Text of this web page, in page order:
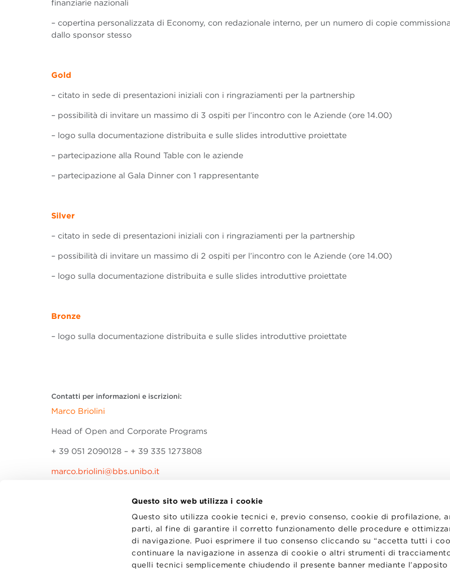
Questo sito web utilizza i cookie
Questo sito utilizza cookie tecnici e, previo consenso, cookie di profilazione,
parti, al fine di garantire il corretto funzionamento delle procedure e
di navigazione. Puoi esprimere il tuo consenso cliccando su “accetta tutti i
continuare la navigazione in assenza di cookie o altri strumenti di
quelli tecnici semplicemente chiudendo il presente banner mediante
finanziarie nazionali
– copertina personalizzata di Economy, con redazionale interno, per un numero di copie
dallo sponsor stesso
Gold
– citato in sede di presentazioni iniziali con i ringraziamenti per la partnership
– possibilità di invitare un massimo di 3 ospiti per l’incontro con le Aziende (ore 14.00)
– logo sulla documentazione distribuita e sulle slides introduttive proiettate
– partecipazione alla Round Table con le aziende
– partecipazione al Gala Dinner con 1 rappresentante
Silver
– citato in sede di presentazioni iniziali con i ringraziamenti per la partnership
– possibilità di invitare un massimo di 2 ospiti per l’incontro con le Aziende (ore 14.00)
– logo sulla documentazione distribuita e sulle slides introduttive proiettate
Bronze
– logo sulla documentazione distribuita e sulle slides introduttive proiettate
Contatti per informazioni e iscrizioni:
Marco Briolini
Head of Open and Corporate Programs
+ 39 051 2090128 – + 39 335 1273808
marco.briolini@bbs.unibo.it
CONTATTI
TRASPARENZA
PRIVACY
PREFERENZE COOKIE
LAVORA CON NOI
STATUTO
WHISTLEBLOWING